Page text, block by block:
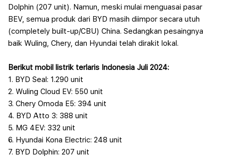
Dolphin (207 unit). Namun, meski mulai menguasai pasar
BEV, semua produk dari BYD masih diimpor secara utuh
(completely built-up/CBU) China. Sedangkan pesaingnya
baik Wuling, Chery, dan Hyundai telah dirakit lokal.
Berikut mobil listrik terlaris Indonesia Juli 2024:
1. BYD Seal: 1.290 unit
2. Wuling Cloud EV: 550 unit
3. Chery Omoda E5: 394 unit
4. BYD Atto 3: 388 unit
5. MG 4EV: 332 unit
6. Hyundai Kona Electric: 248 unit
7. BYD Dolphin: 207 unit